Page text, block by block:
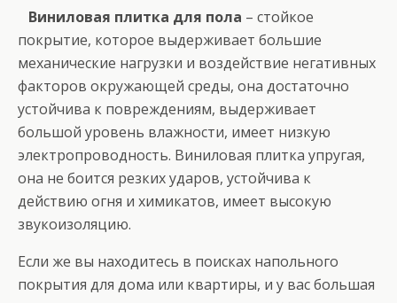
Виниловая плитка для пола – стойкое
покрытие, которое выдерживает большие
механические нагрузки и воздействие негативных
факторов окружающей среды, она достаточно
устойчива к повреждениям, выдерживает
большой уровень влажности, имеет низкую
электропроводность. Виниловая плитка упругая,
она не боится резких ударов, устойчива к
действию огня и химикатов, имеет высокую
звукоизоляцию.
Если же вы находитесь в поисках напольного
покрытия для дома или квартиры, и у вас большая